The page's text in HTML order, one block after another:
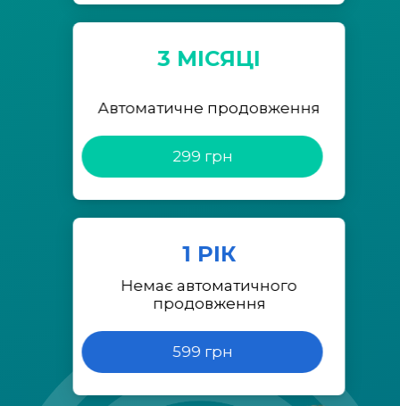
3 МІСЯЦІ
Автоматичне продовження
299 грн
1 РІК
Немає автоматичного
продовження
599 грн